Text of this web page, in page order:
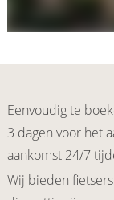
Eenvoudig te
3 dagen voor het
aankomst 24/7
Wij bieden